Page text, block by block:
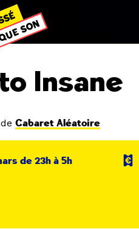
SON
Insane
deCabaret Aléatoire
de 23h à 5h